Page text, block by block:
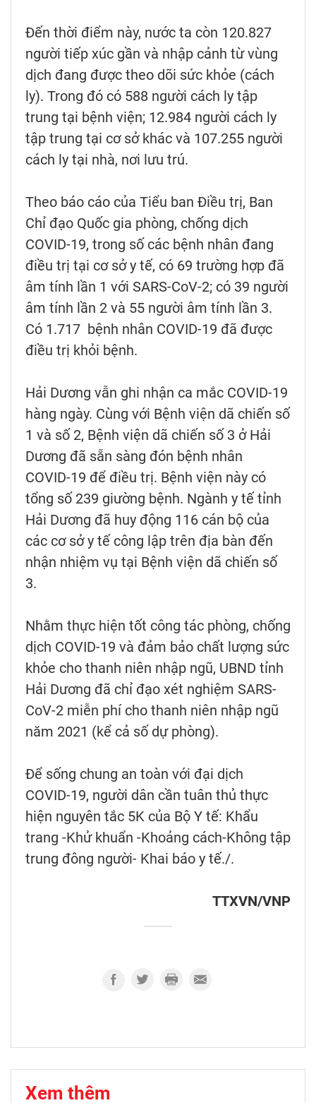
Đến thời điểm này, nước ta còn 120.827
người tiếp xúc gần và nhập cảnh từ vùng
dịch đang được theo dõi sức khỏe (cách
ly). Trong đó có 588 người cách ly tập
trung tại bệnh viện; 12.984 người cách ly
tập trung tại cơ sở khác và 107.255 người
cách ly tại nhà, nơi lưu trú.
Theo báo cáo của Tiểu ban Điều trị, Ban
Chỉ đạo Quốc gia phòng, chống dịch
COVID-19, trong số các bệnh nhân đang
điều trị tại cơ sở y tế, có 69 trường hợp đã
âm tính lần 1 với SARS-CoV-2; có 39 người
âm tính lần 2 và 55 người âm tính lần 3.
Có 1.717 bệnh nhân COVID-19 đã được
điều trị khỏi bệnh.
Hải Dương vẫn ghi nhận ca mắc COVID-19
hàng ngày. Cùng với Bệnh viện dã chiến số
1 và số 2, Bệnh viện dã chiến số 3 ở Hải
Dương đã sẵn sàng đón bệnh nhân
COVID-19 để điều trị. Bệnh viện này có
tổng số 239 giường bệnh. Ngành y tế tỉnh
Hải Dương đã huy động 116 cán bộ của
các cơ sở y tế công lập trên địa bàn đến
nhận nhiệm vụ tại Bệnh viện dã chiến số
3.
Nhằm thực hiện tốt công tác phòng, chống
dịch COVID-19 và đảm bảo chất lượng sức
khỏe cho thanh niên nhập ngũ, UBND tỉnh
Hải Dương đã chỉ đạo xét nghiệm SARS-
CoV-2 miễn phí cho thanh niên nhập ngũ
năm 2021 (kể cả số dự phòng).
Để sống chung an toàn với đại dịch
COVID-19, người dân cần tuân thủ thực
hiện nguyên tắc 5K của Bộ Y tế: Khẩu
trang -Khử khuẩn -Khoảng cách-Không tập
trung đông người- Khai báo y tế./.
TTXVN/VNP
Xem thêm